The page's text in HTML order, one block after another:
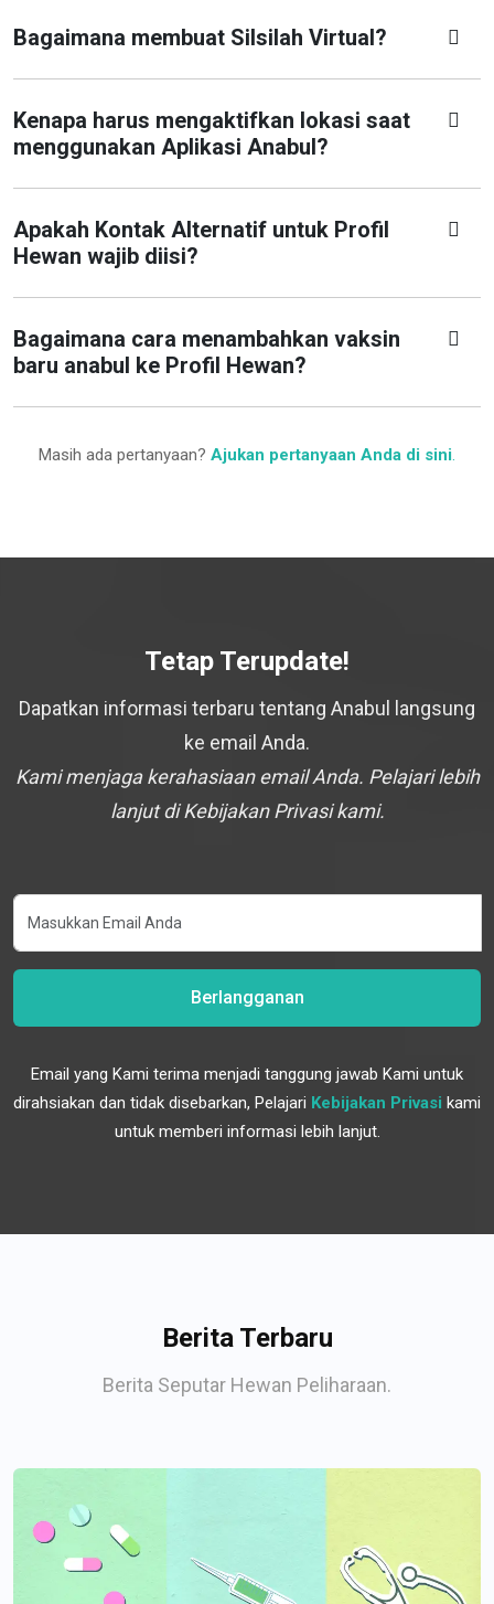
Bagaimana membuat Silsilah Virtual?
Kenapa harus mengaktifkan lokasi saat
menggunakan Aplikasi Anabul?
Apakah Kontak Alternatif untuk Profil
Hewan wajib diisi?
Bagaimana cara menambahkan vaksin
baru anabul ke Profil Hewan?
Masih ada pertanyaan? Ajukan pertanyaan Anda di sini.
Tetap Terupdate!
Dapatkan informasi terbaru tentang Anabul langsung
ke email Anda.
Kami menjaga kerahasiaan email Anda. Pelajari lebih
lanjut di Kebijakan Privasi kami.
Berlangganan
Email yang Kami terima menjadi tanggung jawab Kami untuk
dirahsiakan dan tidak disebarkan, Pelajari Kebijakan Privasi kami
untuk memberi informasi lebih lanjut.
Berita Terbaru
Berita Seputar Hewan Peliharaan.